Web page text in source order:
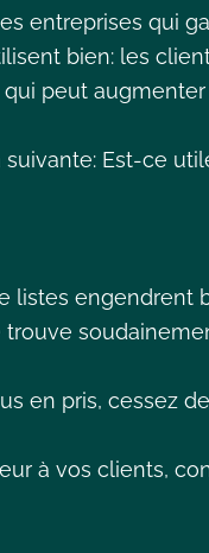
entreprises qui
bien: les
peut
Est-ce
listes engendrent
trouve
en pris, cessez
à vos clients,